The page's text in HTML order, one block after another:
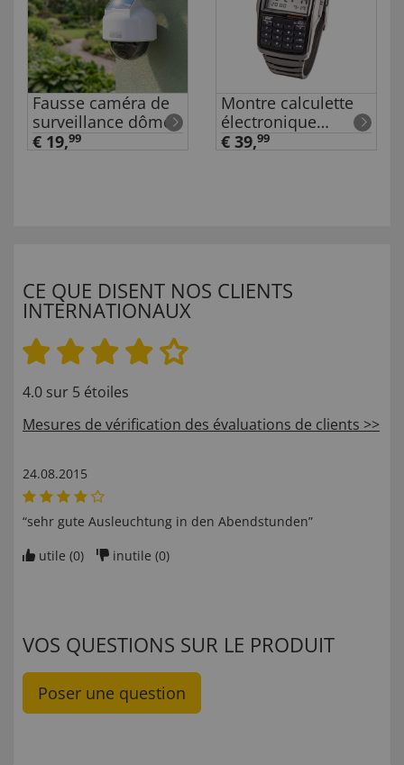
Fausse caméra de
surveillance dôme
€ 19,99
Montre calculette
électronique
« rétro »
€ 39,99
CE QUE DISENT NOS CLIENTS
INTERNATIONAUX
4.0 sur 5 étoiles
Mesures de vérification des évaluations de clients >>
24.08.2015
“sehr gute Ausleuchtung in den Abendstunden”
utile (0) inutile (0)
VOS QUESTIONS SUR LE PRODUIT
Poser une question